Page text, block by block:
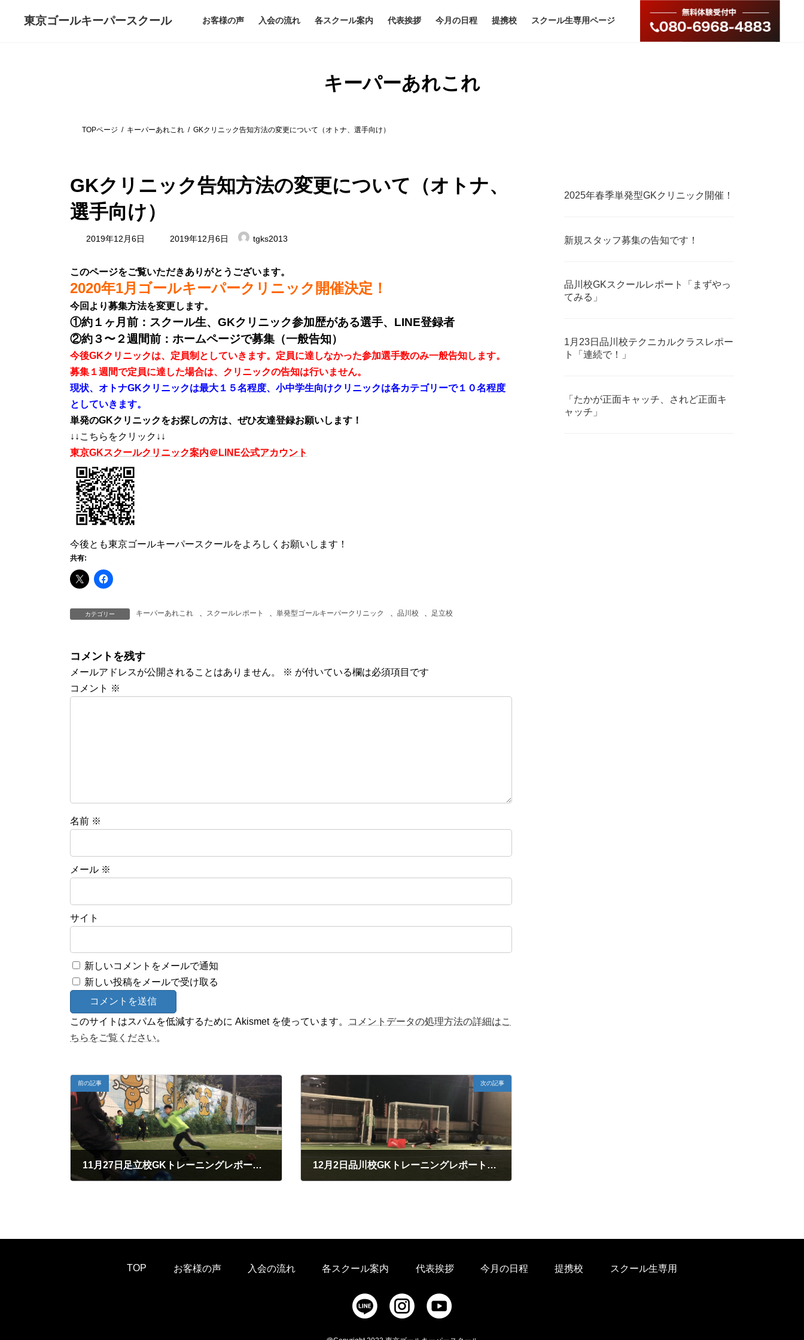
東京ゴールキーパースクール お客様の声 入会の流れ 各スクール案内 代表挨拶 今月の日程 提携校 スクール生専用ページ
キーパーあれこれ
TOPページ キーパーあれこれ GKクリニック告知方法の変更について（オトナ、選手向け）
GKクリニック告知方法の変更について（オトナ、
選手向け）
2019年12月6日
最
終
新
日
時
2019年12月6日 tgks2013
このページをご覧いただきありがとうございます。
2020年1月ゴールキーパークリニック開催決定！
今回より募集方法を変更します。
①約１ヶ月前：スクール生、GKクリニック参加歴がある選手、LINE登録者
②約３〜２週間前：ホームページで募集（一般告知）
今後GKクリニックは、定員制としていきます。定員に達しなかった参加選手数のみ一般告知します。
募集１週間で定員に達した場合は、クリニックの告知は行いません。
現状、オトナGKクリニックは最大１５名程度、小中学生向けクリニックは各カテゴリーで１０名程度
としていきます。
単発のGKクリニックをお探しの方は、ぜひ友達登録お願いします！
↓↓こちらをクリック↓↓
東京GKスクールクリニック案内＠LINE公式アカウント
今後とも東京ゴールキーパースクールをよろしくお願いします！
共有:
カテゴリー キーパーあれこれ スクールレポート 単発型ゴールキーパークリニック 品川校 足立校
コメントを残す
メールアドレスが公開されることはありません。 ※ が付いている欄は必須項目です
コメント ※
名前 ※
メール ※
サイト
新しいコメントをメールで通知
新しい投稿をメールで受け取る
このサイトはスパムを低減するために Akismet を使っています。
コメントデータの処理方法の詳細はこ
ちらをご覧ください。
前の記事
11月27日足立校GKトレーニングレポート「激しく！！」
次の記事
12月2日品川校GKトレーニングレポート「チカラを出し切る！」
2025年春季単発型GKクリニック開催！
新規スタッフ募集の告知です！
品川校GKスクールレポート「まずやっ
てみる」
1月23日品川校テクニカルクラスレポー
ト「連続で！」
「たかが正面キャッチ、されど正面キ
ャッチ」
TOP お客様の声 入会の流れ 各スクール案内 代表挨拶 今月の日程 提携校 スクール生専用